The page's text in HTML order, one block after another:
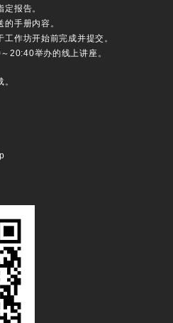
报告。
手册内容。
作坊开始前完成并提交。
20:40举办的线上讲座。